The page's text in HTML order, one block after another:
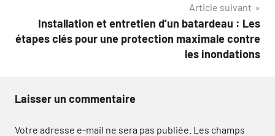
Article suivant
Installation et entretien d’un batardeau : Les
étapes clés pour une protection maximale contre
les inondations
Laisser un commentaire
Votre adresse e-mail ne sera pas publiée. Les champs